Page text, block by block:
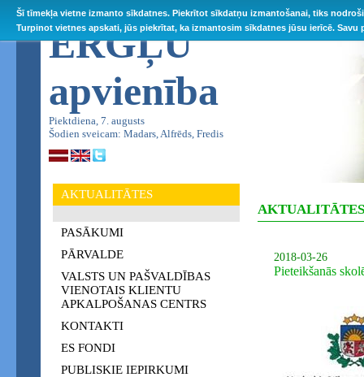
Šī tīmekļa vietne izmanto sīkdatnes. Piekrītot sīkdatņu izmantošanai, tiks
Turpinot vietnes apskati, jūs piekrītat, ka izmantosim sīkdatnes jūsu ierīcē.
ĒRGĻU
apvienība
Piektdiena, 7. augusts
Šodien sveicam: Madars, Alfrēds, Fredis
AKTUALITĀTES
PASĀKUMI
PĀRVALDE
VALSTS UN PAŠVALDĪBAS
VIENOTAIS KLIENTU
APKALPOŠANAS CENTRS
KONTAKTI
ES FONDI
PUBLISKIE IEPIRKUMI
AKTUALITĀTES
2018-03-26
Pieteikšanās